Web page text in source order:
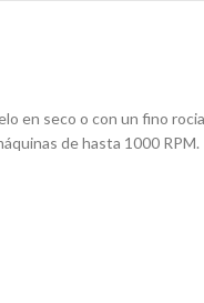
en seco o con un fino
de hasta 1000 RPM.